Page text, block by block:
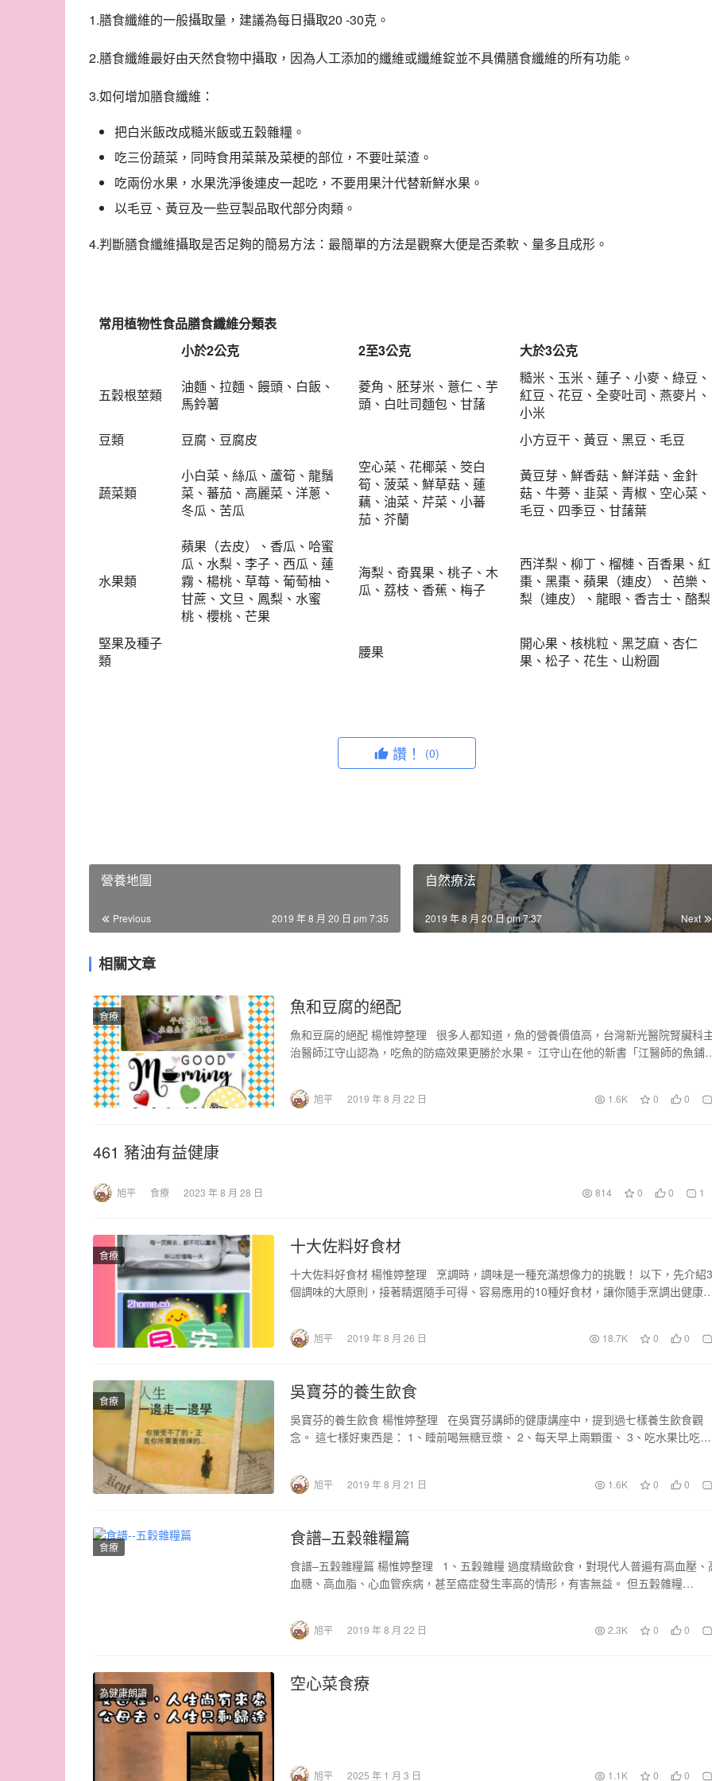
1.膳食纖維的一般攝取量，建議為每日攝取20 -30克。
2.膳食纖維最好由天然食物中攝取，因為人工添加的纖維或纖維錠並不具備膳食纖維的所有功能。
3.如何增加膳食纖維：
把白米飯改成糙米飯或五穀雜糧。
吃三份蔬菜，同時食用菜葉及菜梗的部位，不要吐菜渣。
吃兩份水果，水果洗淨後連皮一起吃，不要用果汁代替新鮮水果。
以毛豆、黃豆及一些豆製品取代部分肉類。
4.判斷膳食纖維攝取是否足夠的簡易方法：最簡單的方法是觀察大便是否柔軟、量多且成形。
常用植物性食品膳食纖維分類表
小於2公克 2至3公克 大於3公克
五穀根莖類
油麵、拉麵、饅頭、白飯、
馬鈴薯
菱角、胚芽米、薏仁、芋
頭、白吐司麵包、甘藷
糙米、玉米、蓮子、小麥、綠豆、
紅豆、花豆、全麥吐司、燕麥片、
小米
豆類
豆腐、豆腐皮 小方豆干、黃豆、黑豆、毛豆
蔬菜類
小白菜、絲瓜、蘆筍、龍鬚
菜、蕃茄、高麗菜、洋蔥、
冬瓜、苦瓜
空心菜、花椰菜、筊白
筍、菠菜、鮮草菇、蓮
藕、油菜、芹菜、小蕃
茄、芥蘭
黃豆芽、鮮香菇、鮮洋菇、金針
菇、牛蒡、韭菜、青椒、空心菜、
毛豆、四季豆、甘藷葉
水果類
蘋果（去皮）、香瓜、哈蜜
瓜、水梨、李子、西瓜、蓮
霧、楊桃、草莓、葡萄柚、
甘蔗、文旦、鳳梨、水蜜
桃、櫻桃、芒果
海梨、奇異果、桃子、木
瓜、荔枝、香蕉、梅子
西洋梨、柳丁、榴槤、百香果、紅
棗、黑棗、蘋果（連皮）、芭樂、
梨（連皮）、龍眼、香吉士、酪梨
堅果及種子
類
腰果
開心果、核桃粒、黑芝麻、杏仁
果、松子、花生、山粉圓
讚！ (0)
營養地圖
Previous 2019 年 8 月 20 日 pm 7:35
自然療法
Next
2019 年 8 月 20 日 pm 7:37
相關文章
食療 魚和豆腐的絕配
魚和豆腐的絕配 楊惟婷整理 很多人都知道，魚的營養價值高，台灣新光醫院腎臟科
治醫師江守山認為，吃魚的防癌效果更勝於水果。 江守山在他的新書「江醫師的魚鋪
旭平 2019 年 8 月 22 日 1.6K 0 0
461 豬油有益健康
旭平 食療 2023 年 8 月 28 日 814 0 0 1
食療 十大佐料好食材
十大佐料好食材 楊惟婷整理 烹調時，調味是一種充滿想像力的挑戰！ 以下，先介紹3
個調味的大原則，接著精選隨手可得、容易應用的10種好食材，讓你隨手烹調出健康
旭平 2019 年 8 月 26 日 18.7K 0 0
食療 吳寶芬的養生飲食
吳寶芬的養生飲食 楊惟婷整理 在吳寶芬講師的健康講座中，提到過七樣養生飲食觀
念。 這七樣好東西是： 1、睡前喝無糖豆漿、 2、每天早上兩顆蛋、 3、吃水果比吃蔬
旭平 2019 年 8 月 21 日 1.6K 0 0
食療 食譜–五穀雜糧篇
食譜–五穀雜糧篇 楊惟婷整理 1、五穀雜糧 過度精緻飲食，對現代人普遍有高血壓、
血糖、高血脂、心血管疾病，甚至癌症發生率高的情形，有害無益。 但五穀雜糧…
旭平 2019 年 8 月 22 日 2.3K 0 0
為健康朗讀 空心菜食療
旭平 2025 年 1 月 3 日 1.1K 0 0